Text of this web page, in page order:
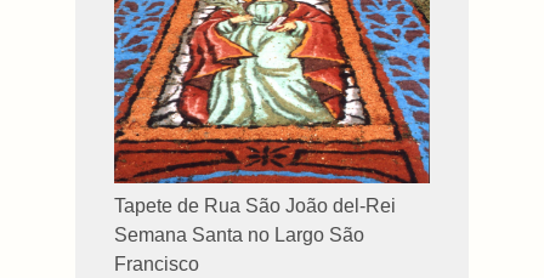
Tapete de Rua São João del-Rei
Semana Santa no Largo São
Francisco